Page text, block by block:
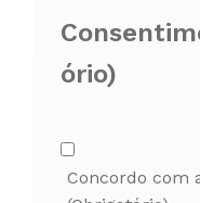
ório)
Concordo com